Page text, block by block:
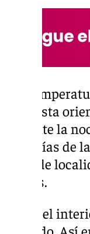
Las
y la costa
Durante la
más frías de
resto de
grados.
Hacia el
acusado.